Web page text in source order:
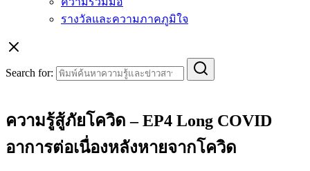
รางวัลและความภาคภูมิใจ
Search for:
ความรู้สู้ภัยโควิด – EP4 Long COVID
อาการต่อเนื่องหลังหายจากโควิด